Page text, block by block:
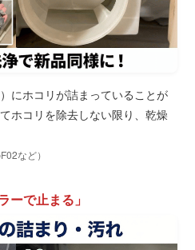
にホコリが詰まっていることが
ホコリを除去しない限り、乾燥
など）
で止まる」